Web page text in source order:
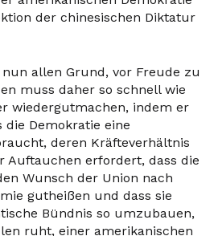
der chinesischen Diktatur
allen Grund, vor Freude zu
muss daher so schnell wie
wiedergutmachen, indem er
Demokratie eine
deren Kräfteverhältnis
Auftauchen erfordert, dass die
Wunsch der Union nach
gutheißen und dass sie
Bündnis so umzubauen,
ruht, einer amerikanischen